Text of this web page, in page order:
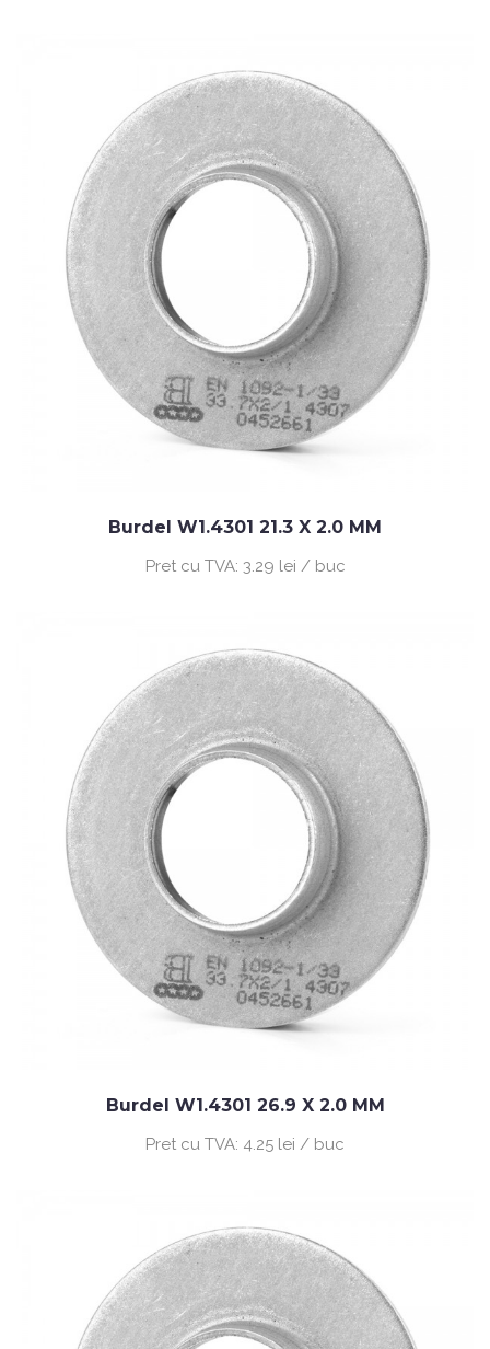
Burdel W1.4301 21.3 X 2.0 MM
Pret cu TVA: 3.29 lei / buc
Burdel W1.4301 26.9 X 2.0 MM
Pret cu TVA: 4.25 lei / buc